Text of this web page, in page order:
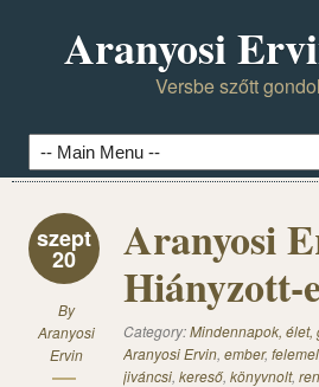
Aranyosi
Versbe szőtt
szept
20
By
Aranyosi
Ervin
Aranyosi
Hiányzott-
Category:Mindennapok, élet,
Aranyosi Ervin, ember, felemel
jiváncsi, kereső, könyvnolt,